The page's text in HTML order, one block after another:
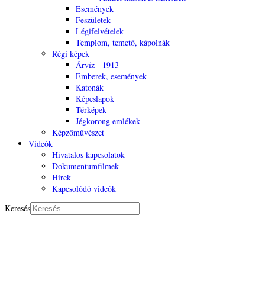
Események
Feszületek
Légifelvételek
Templom, temető, kápolnák
Régi képek
Árvíz - 1913
Emberek, események
Katonák
Képeslapok
Térképek
Jégkorong emlékek
Képzőművészet
Videók
Hivatalos kapcsolatok
Dokumentumfilmek
Hírek
Kapcsolódó videók
Keresés